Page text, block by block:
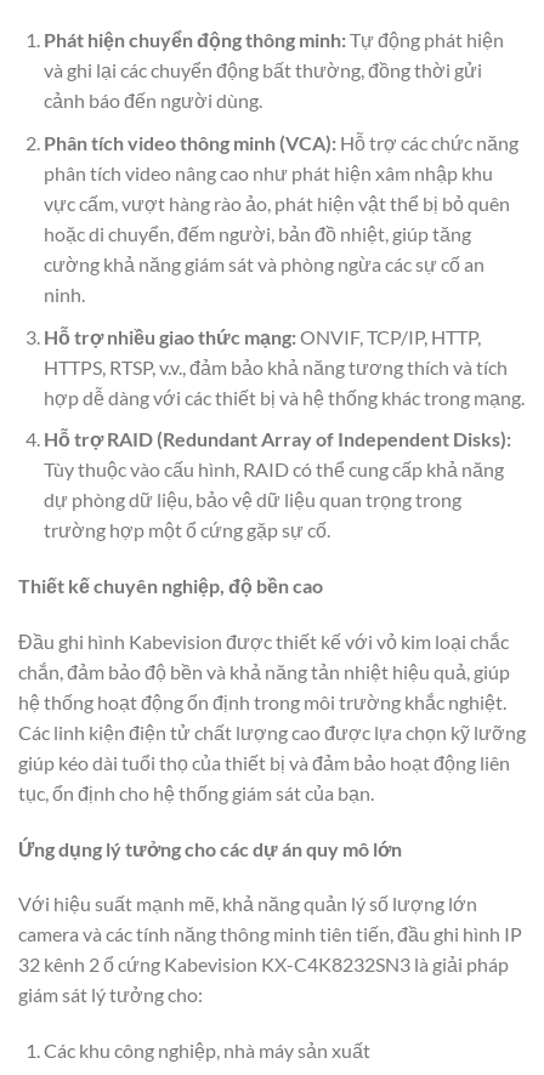
Phát hiện chuyển động thông minh:Tự động phát hiện
và ghi lại các chuyển động bất thường, đồng thời gửi
cảnh báo đến người dùng.
Phân tích video thông minh (VCA):Hỗ trợ các chức năng
phân tích video nâng cao như phát hiện xâm nhập khu
vực cấm, vượt hàng rào ảo, phát hiện vật thể bị bỏ quên
hoặc di chuyển, đếm người, bản đồ nhiệt, giúp tăng
cường khả năng giám sát và phòng ngừa các sự cố an
ninh.
Hỗ trợ nhiều giao thức mạng:ONVIF, TCP/IP, HTTP,
HTTPS, RTSP, v.v., đảm bảo khả năng tương thích và tích
hợp dễ dàng với các thiết bị và hệ thống khác trong mạng.
Hỗ trợ RAID (Redundant Array of Independent Disks):
Tùy thuộc vào cấu hình, RAID có thể cung cấp khả năng
dự phòng dữ liệu, bảo vệ dữ liệu quan trọng trong
trường hợp một ổ cứng gặp sự cố.
Thiết kế chuyên nghiệp, độ bền cao
Đầu ghi hình Kabevision được thiết kế với vỏ kim loại chắc
chắn, đảm bảo độ bền và khả năng tản nhiệt hiệu quả, giúp
hệ thống hoạt động ổn định trong môi trường khắc nghiệt.
Các linh kiện điện tử chất lượng cao được lựa chọn kỹ lưỡng
giúp kéo dài tuổi thọ của thiết bị và đảm bảo hoạt động liên
tục, ổn định cho hệ thống giám sát của bạn.
Ứng dụng lý tưởng cho các dự án quy mô lớn
Với hiệu suất mạnh mẽ, khả năng quản lý số lượng lớn
camera và các tính năng thông minh tiên tiến, đầu ghi hình IP
32 kênh 2 ổ cứng Kabevision KX-C4K8232SN3 là giải pháp
giám sát lý tưởng cho:
Các khu công nghiệp, nhà máy sản xuất